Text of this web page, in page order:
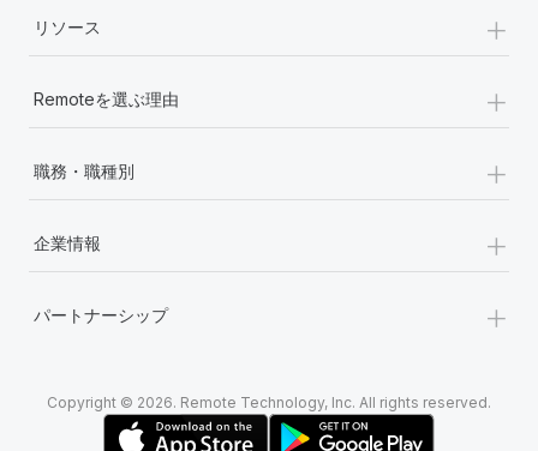
リソース +
Remoteを選ぶ理由 +
職務・職種別 +
企業情報 +
パートナーシップ +
Copyright © 2026. Remote Technology, Inc. All rights reserved.